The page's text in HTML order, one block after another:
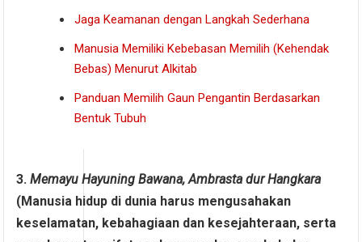
Jaga Keamanan dengan Langkah Sederhana
Manusia Memiliki Kebebasan Memilih (Kehendak
Bebas) Menurut Alkitab
Panduan Memilih Gaun Pengantin Berdasarkan
Bentuk Tubuh
3.Memayu Hayuning Bawana, Ambrasta dur Hangkara
(Manusia hidup di dunia harus mengusahakan
keselamatan, kebahagiaan dan kesejahteraan, serta